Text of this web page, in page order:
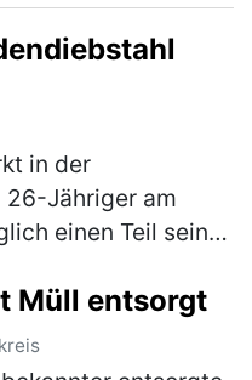
in der
26-Jähriger am
einen Teil seines
den Laden ohne
Müll entsorgt